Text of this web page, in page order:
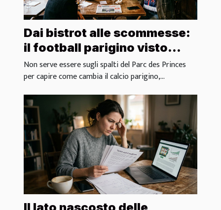
Dai bistrot alle scommesse:
il football parigino visto
dagli insider locali
Non serve essere sugli spalti del Parc des Princes
per capire come cambia il calcio parigino,...
Il lato nascosto delle